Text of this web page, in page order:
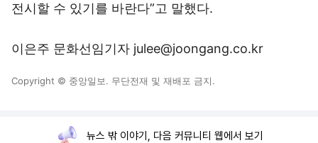
전시할 수 있기를 바란다”고 말했다.
이은주 문화선임기자 julee@joongang.co.kr
Copyright © 중앙일보. 무단전재 및 재배포 금지.
뉴스 밖 이야기, 다음 커뮤니티 웹에서 보기